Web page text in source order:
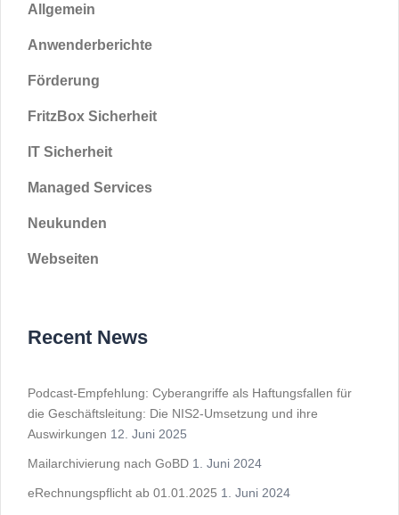
Allgemein
Anwenderberichte
Förderung
FritzBox Sicherheit
IT Sicherheit
Managed Services
Neukunden
Webseiten
Recent News
Podcast-Empfehlung: Cyberangriffe als Haftungsfallen für
die Geschäftsleitung: Die NIS2-Umsetzung und ihre
Auswirkungen 12. Juni 2025
Mailarchivierung nach GoBD 1. Juni 2024
eRechnungspflicht ab 01.01.2025 1. Juni 2024